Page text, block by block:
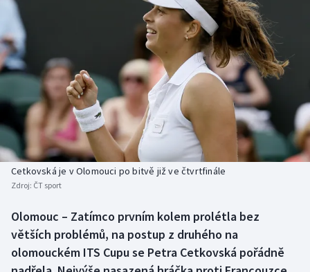
DALŠÍ SPORTY
Americký fotbal
Baseball a softbal
Basketbal
Biatlon
Boby a skeleton
Box
NEPŘEHLÉDNĚTE
Soutěže
Historické návraty
Aplikace ČT sport
AZ kvíz
Cetkovská je v Olomouci po bitvě již ve čtvrtfinále
Zdroj: ČT sport
Olomouc – Zatímco prvním kolem prolétla bez
větších problémů, na postup z druhého na
olomouckém ITS Cupu se Petra Cetkovská pořádně